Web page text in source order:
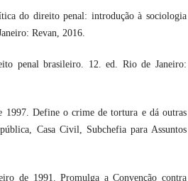
do direito penal: introdução à sociologia
Revan, 2016.
penal brasileiro. 12. ed. Rio de Janeiro:
Define o crime de tortura e dá outras
Casa Civil, Subchefia para Assuntos
de 1991. Promulga a Convenção contra